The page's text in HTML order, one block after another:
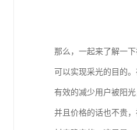
那么，一起来了解一
可以实现采光的目的
有效的减少用户被阳
并且价格的话也不贵